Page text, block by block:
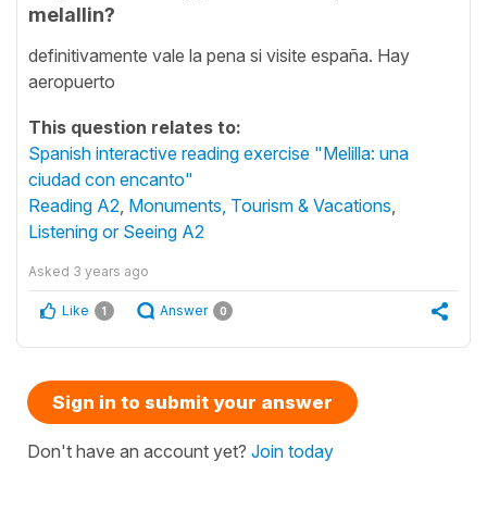
melallin?
definitivamente vale la pena si visite españa. Hay
aeropuerto
This question relates to:
Spanish interactive reading exercise "Melilla: una
ciudad con encanto"
Reading A2 Monuments, Tourism & Vacations
Listening or Seeing A2
Asked 3 years ago
Like 1 Answer 0
Sign in to submit your answer
Don't have an account yet? Join today